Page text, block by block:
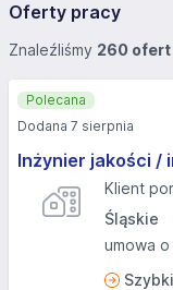
Oferty pracy
Znaleźliśmy 260
Inżynier jakości /
Klient
Śląskie
umowa
Polecana
Dodana 7 sierpnia